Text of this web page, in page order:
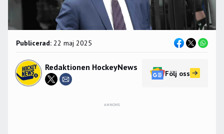
Publicerad: 22 maj 2025
Redaktionen HockeyNews
Följ oss
ANNONS